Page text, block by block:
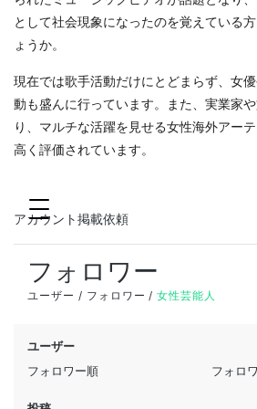
として社会現象になったのを覚えている
ょうか。
現在では歌手活動だけにとどまらず、女
動も盛んに行っています。また、実業家
り、マルチな活躍を見せる女性海外アー
高く評価されています。